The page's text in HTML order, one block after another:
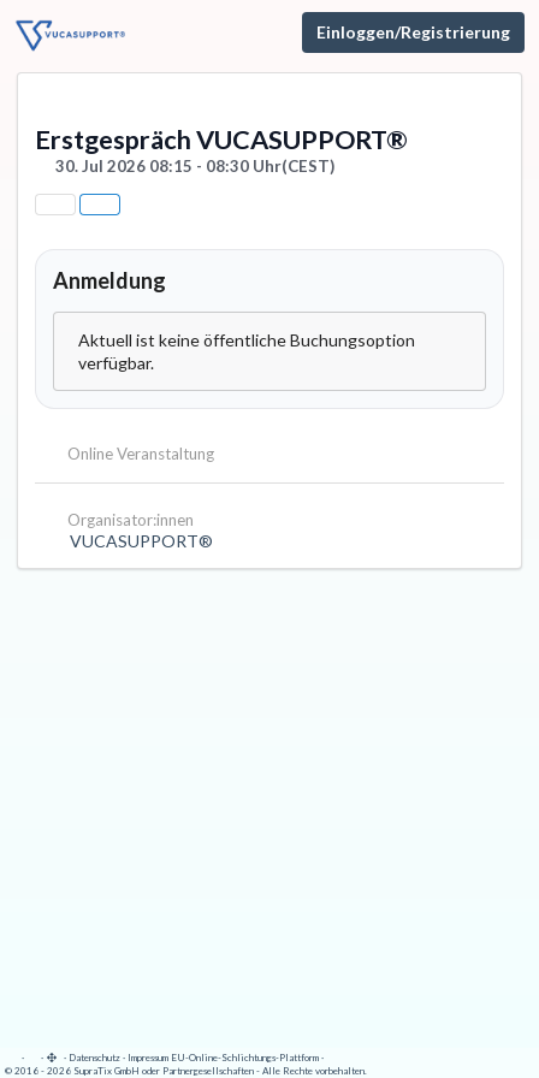
Einloggen/Registrierung
Erstgespräch VUCASUPPORT®
30. Jul 2026 08:15 - 08:30 Uhr(CEST)
Anmeldung
Aktuell ist keine öffentliche Buchungsoption
verfügbar.
Online Veranstaltung
Organisator:innen
VUCASUPPORT®
· · · Datenschutz · Impressum EU-Online-Schlichtungs-Plattform ·
© 2016 - 2026 SupraTix GmbH oder Partnergesellschaften - Alle Rechte vorbehalten.